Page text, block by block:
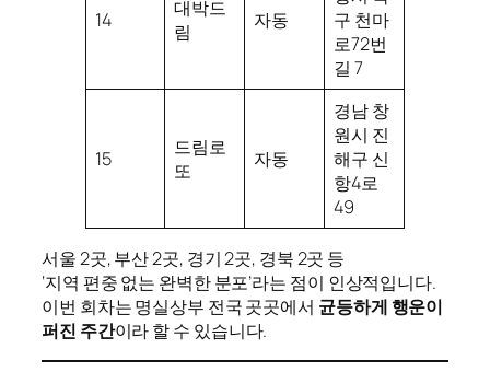
14
대박드
림
자동
구 천마
로72번
길 7
15
드림로
또
자동
경남 창
원시 진
해구 신
항4로
49
서울 2곳, 부산 2곳, 경기 2곳, 경북 2곳 등
‘지역 편중 없는 완벽한 분포’라는 점이 인상적입니다.
이번 회차는 명실상부 전국 곳곳에서 균등하게 행운이
퍼진 주간이라 할 수 있습니다.